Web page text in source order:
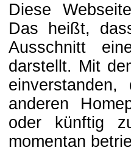
Diese
Das heißt,
Ausschnitt
darstellt. Mit
anderen
oder künftig
momentan